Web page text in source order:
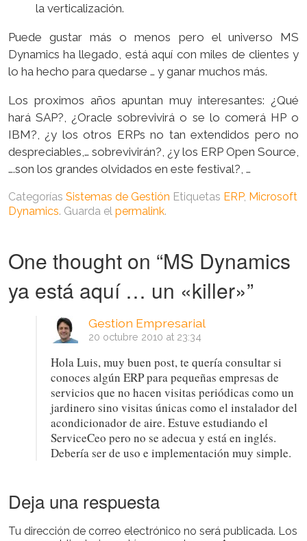
la verticalización.
Puede gustar más o menos pero el universo MS
Dynamics ha llegado, está aquí con miles de clientes y
lo ha hecho para quedarse … y ganar muchos más.
Los proximos años apuntan muy interesantes: ¿Qué
hará SAP?, ¿Oracle sobrevivirá o se lo comerá HP o
IBM?, ¿y los otros ERPs no tan extendidos pero no
despreciables,… sobrevivirán?, ¿y los ERP Open Source,
….son los grandes olvidados en este festival?, …
Categorías Sistemas de Gestión Etiquetas ERP, Microsoft
Dynamics. Guarda el permalink.
One thought on “MS Dynamics
ya está aquí … un «killer»”
Gestion Empresarial
20 octubre 2010 at 23:34
Hola Luis, muy buen post, te quería consultar si
conoces algún ERP para pequeñas empresas de
servicios que no hacen visitas periódicas como un
jardinero sino visitas únicas como el instalador del
acondicionador de aire. Estuve estudiando el
ServiceCeo pero no se adecua y está en inglés.
Debería ser de uso e implementación muy simple.
Deja una respuesta
Tu dirección de correo electrónico no será publicada. Los